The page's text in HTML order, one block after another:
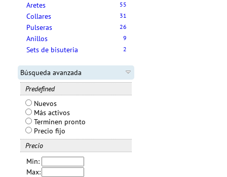
Aretes
55
Collares 31
Pulseras 26
Anillos 9
Sets de bisuteria 2
Búsqueda avanzada
Predefined
Nuevos
Más activos
Terminen pronto
Precio fijo
Precio
Min:
Max: